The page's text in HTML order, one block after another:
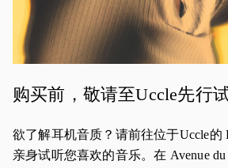
购买前，敬请至Uccle先行
欲了解耳机音质？请前往位于Uccle的
亲身试听您喜欢的音乐。在 Avenue du